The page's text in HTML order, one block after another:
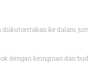
diikutsertakan ke dalam
dengan keinginan dan